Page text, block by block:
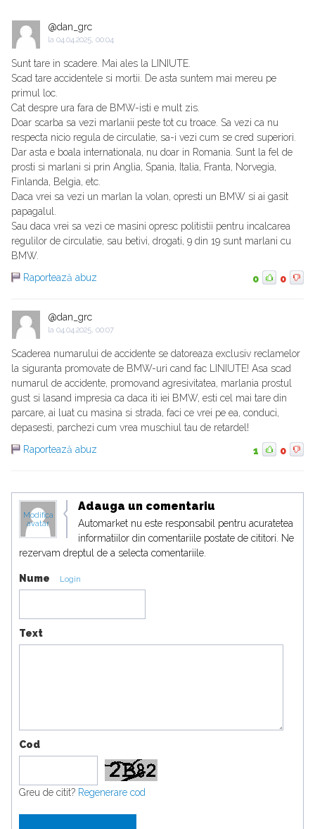
@dan_grc
la 04.04.2025, 00:04
Sunt tare in scadere. Mai ales la LINIUTE.
Scad tare accidentele si mortii. De asta suntem mai mereu pe
primul loc.
Cat despre ura fara de BMW-isti e mult zis.
Doar scarba sa vezi marlanii peste tot cu troace. Sa vezi ca nu
respecta nicio regula de circulatie, sa-i vezi cum se cred superiori.
Dar asta e boala internationala, nu doar in Romania. Sunt la fel de
prosti si marlani si prin Anglia, Spania, Italia, Franta, Norvegia,
Finlanda, Belgia, etc.
Daca vrei sa vezi un marlan la volan, opresti un BMW si ai gasit
papagalul.
Sau daca vrei sa vezi ce masini opresc politistii pentru incalcarea
regulilor de circulatie, sau betivi, drogati, 9 din 19 sunt marlani cu
BMW.
Raportează abuz
0 0
@dan_grc
la 04.04.2025, 00:07
Scaderea numarului de accidente se datoreaza exclusiv reclamelor
la siguranta promovate de BMW-uri cand fac LINIUTE! Asa scad
numarul de accidente, promovand agresivitatea, marlania prostul
gust si lasand impresia ca daca iti iei BMW, esti cel mai tare din
parcare, ai luat cu masina si strada, faci ce vrei pe ea, conduci,
depasesti, parchezi cum vrea muschiul tau de retardel!
Raportează abuz
1 0
Modifica
avatar
Adauga un comentariu
Automarket nu este responsabil pentru acuratetea
informatiilor din comentariile postate de cititori. Ne
rezervam dreptul de a selecta comentariile.
Nume Login
Text
Cod
Greu de citit? Regenerare cod